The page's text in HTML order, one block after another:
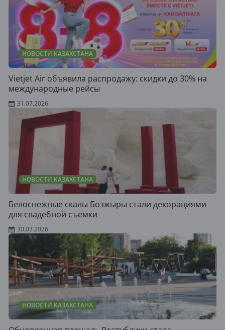
НОВОСТИ КАЗАХСТАНА
Vietjet Air объявила распродажу: скидки до 30% на
международные рейсы
31.07.2026
НОВОСТИ КАЗАХСТАНА
Белоснежные скалы Бозжыры стали декорациями
для свадебной съемки
30.07.2026
НОВОСТИ КАЗАХСТАНА